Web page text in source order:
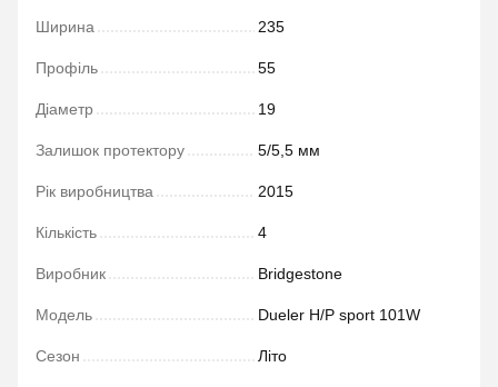
Ширина 235
Профіль 55
Діаметр 19
Залишок протектору 5/5,5 мм
Рік виробництва 2015
Кількість 4
Виробник Bridgestone
Модель Dueler H/P sport 101W
Сезон Літо